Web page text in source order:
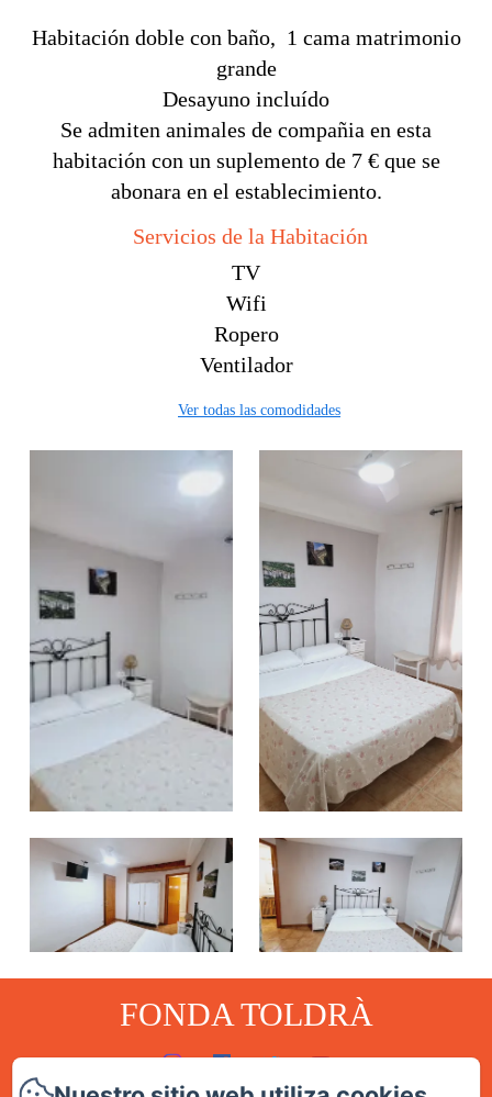
Habitación doble con baño, 1 cama matrimonio
grande
Desayuno incluído
Se admiten animales de compañia en esta
habitación con un suplemento de 7 € que se
abonara en el establecimiento.
Servicios de la Habitación
TV
Wifi
Ropero
Ventilador
Ver todas las comodidades
FONDA TOLDRÀ